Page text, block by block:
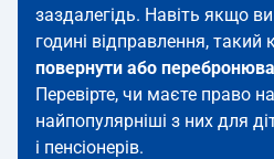
заздалегідь. Навіть якщо ви
годині відправлення,
повернути або
Перевірте, чи маєте право на
найпопулярніші з них для
і пенсіонерів.